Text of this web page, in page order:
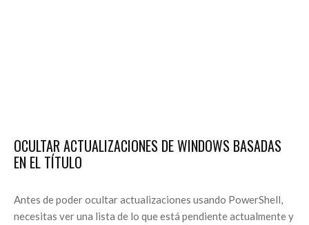
OCULTAR ACTUALIZACIONES DE WINDOWS BASADAS
EN EL TÍTULO
Antes de poder ocultar actualizaciones usando PowerShell,
necesitas ver una lista de lo que está pendiente actualmente y